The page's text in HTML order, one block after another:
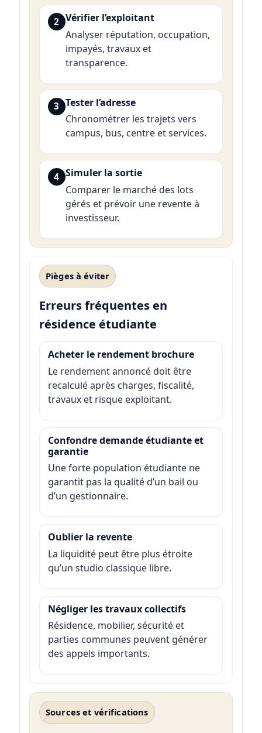
2 Vérifier l’exploitant
Analyser réputation, occupation,
impayés, travaux et
transparence.
3 Tester l’adresse
Chronométrer les trajets vers
campus, bus, centre et services.
4 Simuler la sortie
Comparer le marché des lots
gérés et prévoir une revente à
investisseur.
Pièges à éviter
Erreurs fréquentes en
résidence étudiante
Acheter le rendement brochure
Le rendement annoncé doit être
recalculé après charges, fiscalité,
travaux et risque exploitant.
Confondre demande étudiante et
garantie
Une forte population étudiante ne
garantit pas la qualité d’un bail ou
d’un gestionnaire.
Oublier la revente
La liquidité peut être plus étroite
qu’un studio classique libre.
Négliger les travaux collectifs
Résidence, mobilier, sécurité et
parties communes peuvent générer
des appels importants.
Sources et vérifications